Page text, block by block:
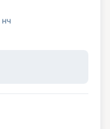
нч